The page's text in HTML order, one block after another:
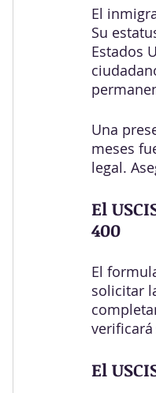
El
Su
Estados
Una
meses
legal.
El
400
El
solicitar
El